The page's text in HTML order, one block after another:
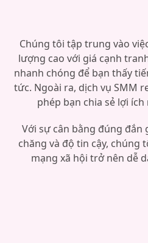
Chúng tôi tập trung vào
lượng cao với giá cạnh
nhanh chóng để bạn thấy
tức. Ngoài ra, dịch vụ SMM
phép bạn chia sẻ lợi
Với sự cân bằng đúng đắn
chăng và độ tin cậy, chúng
mạng xã hội trở nên dễ